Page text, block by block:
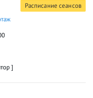
Расписание сеансов
]